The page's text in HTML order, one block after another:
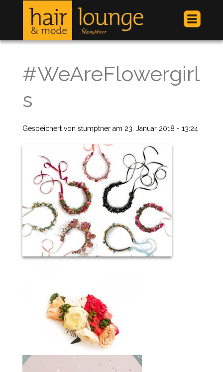
Jump to navigation
#WeAreFlowergirl
s
Gespeichert von stumptner am 23. Januar 2018 - 13:24